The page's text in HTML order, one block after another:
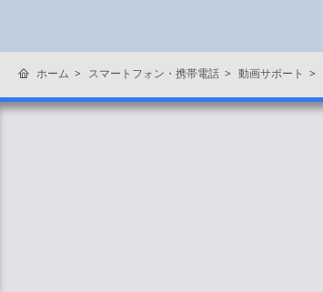
ホーム スマートフォン・携帯電話 動画サポート